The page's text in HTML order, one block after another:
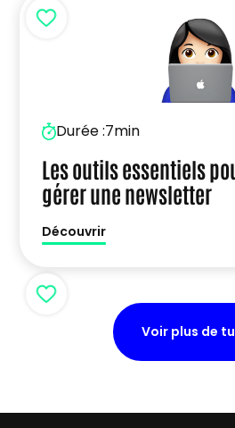
Durée :7min
Les outils essentiels
gérer une newsletter
Découvrir
Voir plus de